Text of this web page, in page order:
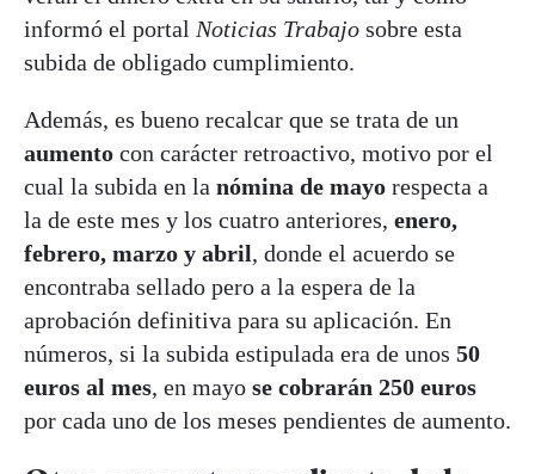
informó el portal Noticias Trabajo sobre esta
subida de obligado cumplimiento.
Además, es bueno recalcar que se trata de un
aumento con carácter retroactivo, motivo por el
cual la subida en la nómina de mayo respecta a
la de este mes y los cuatro anteriores, enero,
febrero, marzo y abril, donde el acuerdo se
encontraba sellado pero a la espera de la
aprobación definitiva para su aplicación. En
números, si la subida estipulada era de unos 50
euros al mes, en mayo se cobrarán 250 euros
por cada uno de los meses pendientes de aumento.